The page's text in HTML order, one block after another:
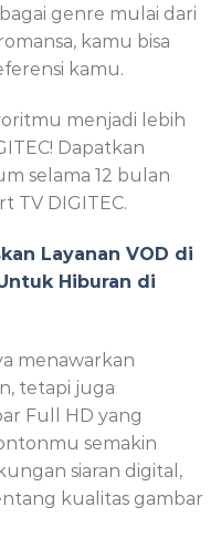
genre mulai dari
kamu bisa
kamu.
menjadi lebih
Dapatkan
selama 12 bulan
TV DIGITEC.
Layanan VOD di
Hiburan di
menawarkan
tetapi juga
Full HD yang
semakin
siaran digital,
kualitas gambar